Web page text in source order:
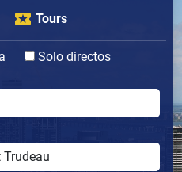
Tours
Solo directos